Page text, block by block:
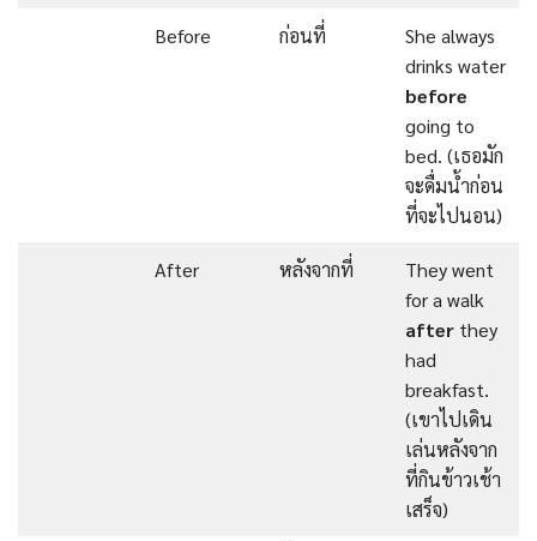
Before ก่อนที่
She always
drinks water
before
going to
bed. (เธอมัก
จะดื่มน้ำก่อน
ที่จะไปนอน)
After หลังจากที่
They went
for a walk
after they
had
breakfast.
(เขาไปเดิน
เล่นหลังจาก
ที่กินข้าวเช้า
เสร็จ)